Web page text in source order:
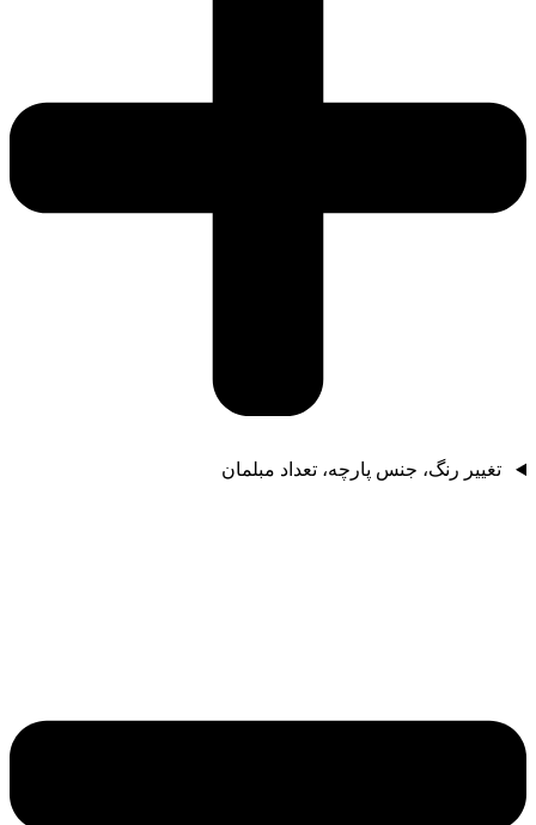
تغییر رنگ، جنس پارچه، تعداد مبلمان